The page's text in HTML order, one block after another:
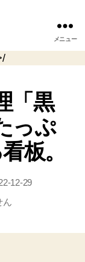
メニュー
「黒
っぷ
板。
12-29
ん